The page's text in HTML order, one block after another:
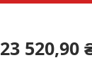
23 520,90